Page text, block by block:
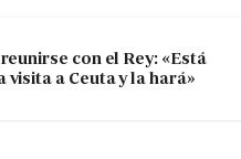
con el Rey: «Está
a Ceuta y la hará»